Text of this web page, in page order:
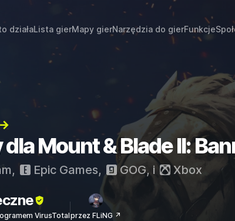
działaLista gierMapy gierNarzędzia do gierFunkcje
Mount & Blade II:
, Epic Games, GOG, i Xbox
VirusTotalprzez FLiNG ↗